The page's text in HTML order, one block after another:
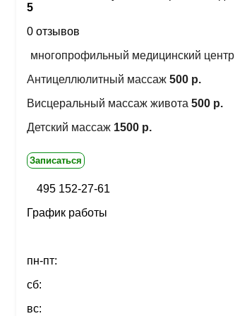
5
0 отзывов
многопрофильный медицинский центр
Антицеллюлитный массаж 500 р.
Висцеральный массаж живота 500 р.
Детский массаж 1500 р.
Записаться
495 152-27-61
График работы
пн-пт:
сб:
вс: